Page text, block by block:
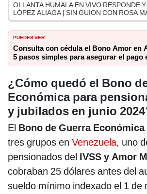
OLLANTA HUMALA EN VIVO RESPONDE
LÓPEZ ALIAGA | SIN GUION CON ROSA
PUEDES VER:
Consulta con cédula el Bono Amor en
5 pasos simples para asegurar el pago
¿Cómo quedó el Bono
Económica para
y jubilados en junio
El Bono de Guerra Económica
tres grupos en Venezuela, uno
pensionados del IVSS y Amor
cobraban 25 dólares antes del
sueldo mínimo indexado el 1 de